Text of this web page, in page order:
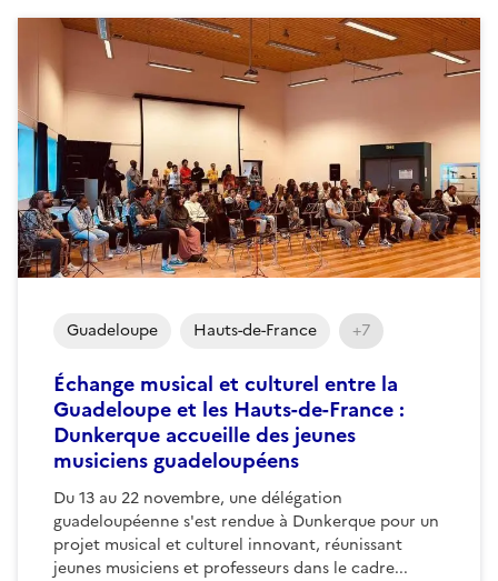
Échange musical et culturel entre la
Guadeloupe et les Hauts-de-France :
Dunkerque accueille des jeunes
musiciens guadeloupéens
Du 13 au 22 novembre, une délégation
guadeloupéenne s'est rendue à Dunkerque pour un
projet musical et culturel innovant, réunissant
jeunes musiciens et professeurs dans le cadre...
Guadeloupe Hauts-de-France +7